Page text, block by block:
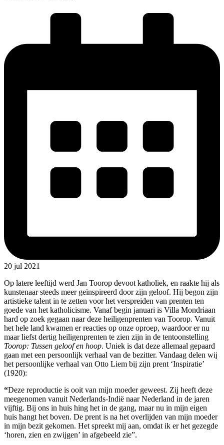
20 jul 2021
Op latere leeftijd werd Jan Toorop devoot katholiek, en raakte hij als
kunstenaar steeds meer geïnspireerd door zijn geloof. Hij begon zijn
artistieke talent in te zetten voor het verspreiden van prenten ten
goede van het katholicisme. Vanaf begin januari is Villa Mondriaan
hard op zoek gegaan naar deze heiligenprenten van Toorop. Vanuit
het hele land kwamen er reacties op onze oproep, waardoor er nu
maar liefst dertig heiligenprenten te zien zijn in de tentoonstelling
Toorop: Tussen geloof en hoop. Uniek is dat deze allemaal gepaard
gaan met een persoonlijk verhaal van de bezitter. Vandaag delen wij
het persoonlijke verhaal van Otto Liem bij zijn prent ‘Inspiratie’
(1920):
“Deze reproductie is ooit van mijn moeder geweest. Zij heeft deze
meegenomen vanuit Nederlands-Indië naar Nederland in de jaren
vijftig. Bij ons in huis hing het in de gang, maar nu in mijn eigen
huis hangt het boven. De prent is na het overlijden van mijn moeder
in mijn bezit gekomen. Het spreekt mij aan, omdat ik er het gezegde
‘horen, zien en zwijgen’ in afgebeeld zie”.